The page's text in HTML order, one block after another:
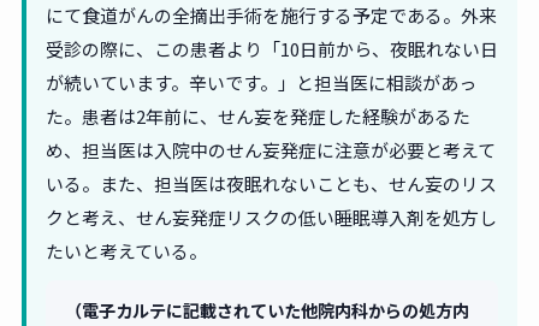
にて食道がんの全摘出手術を施行する予定である。外来
受診の際に、この患者より「10日前から、夜眠れない日
が続いています。辛いです。」と担当医に相談があっ
た。患者は2年前に、せん妄を発症した経験があるた
め、担当医は入院中のせん妄発症に注意が必要と考えて
いる。また、担当医は夜眠れないことも、せん妄のリス
クと考え、せん妄発症リスクの低い睡眠導入剤を処方し
たいと考えている。
（電子カルテに記載されていた他院内科からの処方内